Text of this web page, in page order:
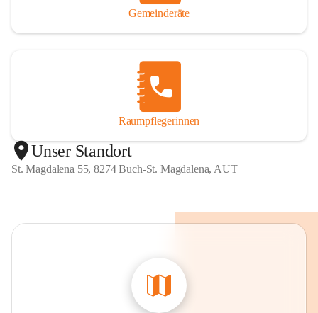
Gemeinderäte
Raumpflegerinnen
Unser Standort
St. Magdalena 55, 8274 Buch-St. Magdalena, AUT